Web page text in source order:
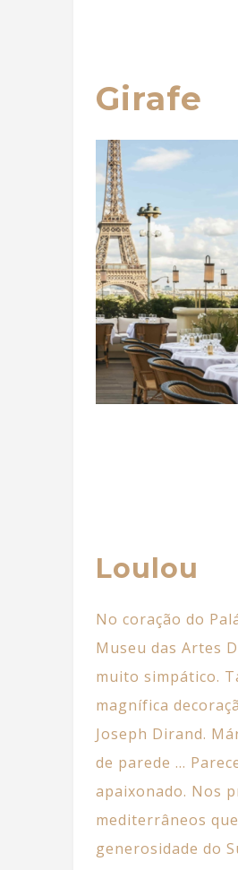
Girafe
Loulou
No coração do
Museu das Artes
muito simpático.
magnífica
Joseph Dirand.
de parede …
apaixonado. Nos
mediterrâneos
generosidade do